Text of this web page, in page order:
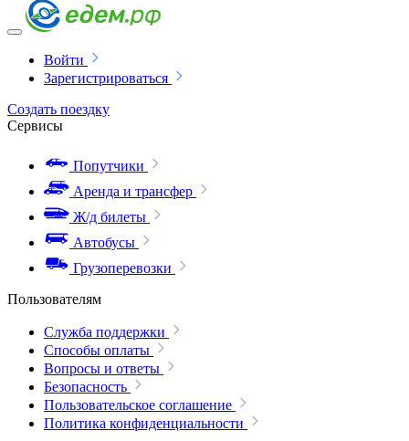
Войти
Зарегистрироваться
Создать поездку
Сервисы
Попутчики
Аренда и трансфер
Ж/д билеты
Автобусы
Грузоперевозки
Пользователям
Служба поддержки
Способы оплаты
Вопросы и ответы
Безопасность
Пользовательское соглашение
Политика конфиденциальности